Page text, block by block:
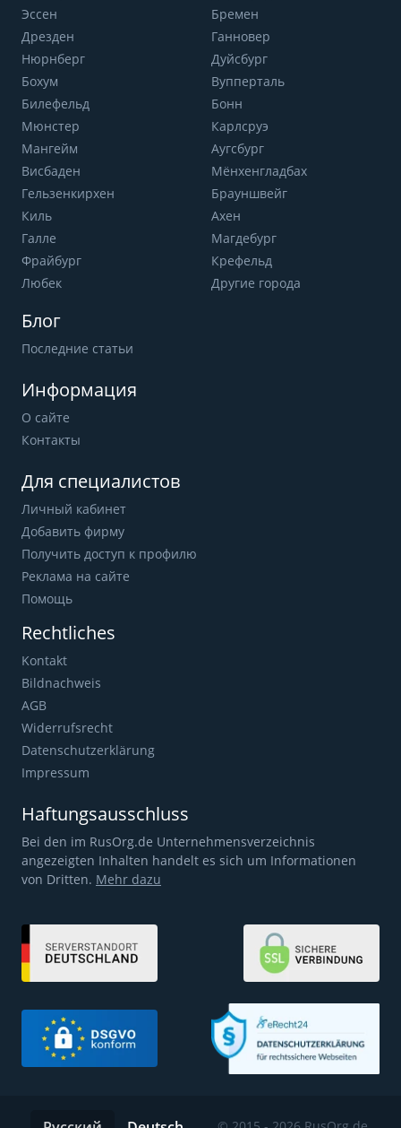
Эссен
Бремен
Дрезден
Ганновер
Нюрнберг
Дуйсбург
Бохум
Вупперталь
Билефельд
Бонн
Мюнстер
Карлсруэ
Мангейм
Аугсбург
Висбаден
Мёнхенгладбах
Гельзенкирхен
Брауншвейг
Киль
Ахен
Галле
Магдебург
Фрайбург
Крефельд
Любек
Другие города
Блог
Последние статьи
Информация
О сайте
Контакты
Для специалистов
Личный кабинет
Добавить фирму
Получить доступ к профилю
Реклама на сайте
Помощь
Rechtliches
Kontakt
Bildnachweis
AGB
Widerrufsrecht
Datenschutzerklärung
Impressum
Haftungsausschluss
Bei den im RusOrg.de Unternehmensverzeichnis
angezeigten Inhalten handelt es sich um Informationen
von Dritten. Mehr dazu